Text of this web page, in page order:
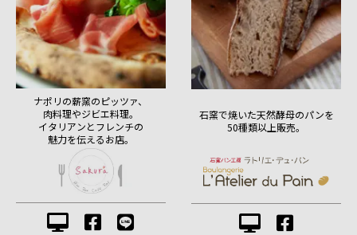
ナポリの薪窯のピッツァ、
肉料理やジビエ料理。
イタリアンとフレンチの
魅力を伝えるお店。
石窯で焼いた天然酵母のパンを
50種類以上販売。